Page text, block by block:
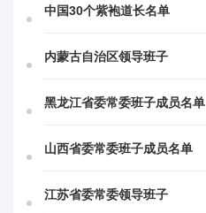
中国30个紫袍道长名单
内蒙古自治区领导班子
黑龙江省委常委班子成员名单
山西省委常委班子成员名单
江苏省委常委领导班子